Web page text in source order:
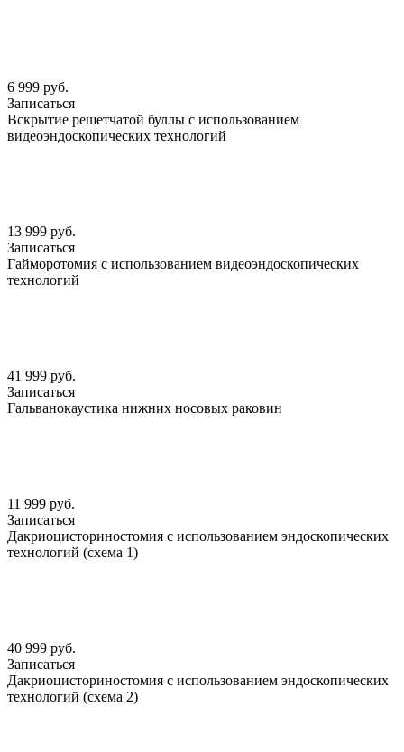
6 999 руб.
Записаться
Вскрытие решетчатой буллы с использованием
видеоэндоскопических технологий
13 999 руб.
Записаться
Гайморотомия с использованием видеоэндоскопических
технологий
41 999 руб.
Записаться
Гальванокаустика нижних носовых раковин
11 999 руб.
Записаться
Дакриоцисториностомия с использованием эндоскопических
технологий (схема 1)
40 999 руб.
Записаться
Дакриоцисториностомия с использованием эндоскопических
технологий (схема 2)